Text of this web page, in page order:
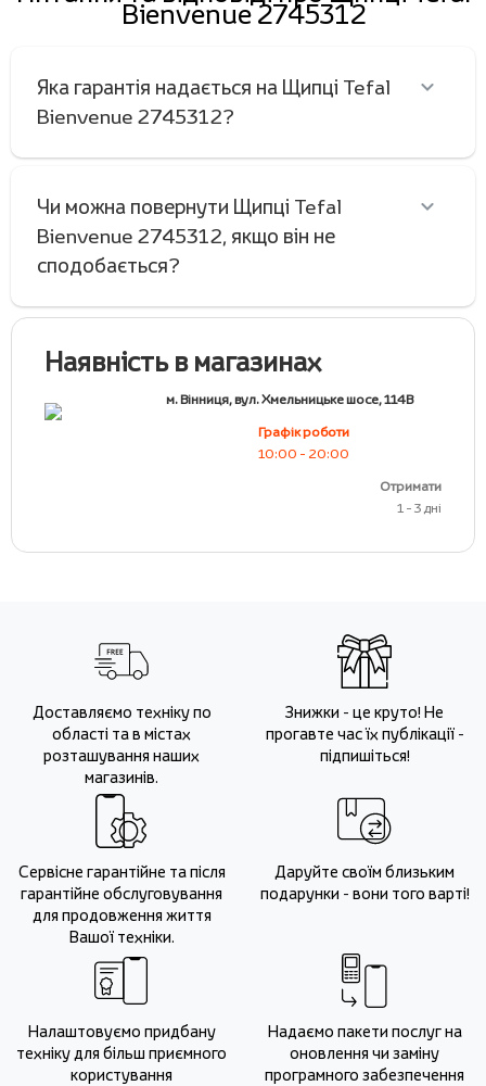
Bienvenue 2745312
Яка гарантія надається на Щипці Tefal
Bienvenue 2745312?
Чи можна повернути Щипці Tefal
Bienvenue 2745312, якщо він не
сподобається?
Наявність в магазинах
м. Вінниця, вул. Хмельницьке шосе, 114В
Графік роботи
10:00 - 20:00
Отримати
1 - 3 дні
Доставляємо техніку по
області та в містах
розташування наших
магазинів.
Знижки - це круто! Не
прогавте час їх публікації -
підпишіться!
Сервісне гарантійне та після
гарантійне обслуговування
для продовження життя
Вашої техніки.
Даруйте своїм близьким
подарунки - вони того варті!
Налаштовуємо придбану
техніку для більш приємного
користування
Надаємо пакети послуг на
оновлення чи заміну
програмного забезпечення